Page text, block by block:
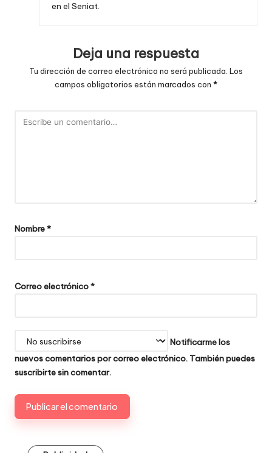
en el Seniat.
Deja una respuesta
Tu dirección de correo electrónico no será publicada. Los
campos obligatorios están marcados con *
Nombre*
Correo electrónico*
Notificarme los
nuevos comentarios por correo electrónico. También puedes
suscribirtesin comentar.